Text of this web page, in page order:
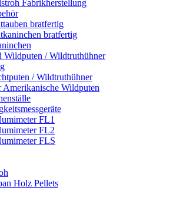
Fabrikherstellung
bratfertig
bratfertig
Wildputen / Wildtruthühner
/ Wildtruthühner
Amerikanische Wildputen
FL1
FL2
FLS
Holz Pellets